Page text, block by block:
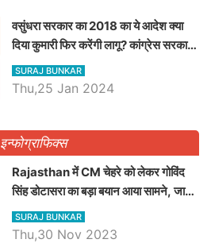
वसुंधरा सरकार का 2018 का ये आदेश क्या
दिया कुमारी फिर करेंगी लागू? कांग्रेस सरकार
ने किया था निरस्त
SURAJ BUNKAR
Thu,25 Jan 2024
इन्फोग्राफिक्स
Rajasthan में CM चेहरे को लेकर गोविंद
सिंह डोटासरा का बड़ा बयान आया सामने, जानें
विचार
SURAJ BUNKAR
Thu,30 Nov 2023